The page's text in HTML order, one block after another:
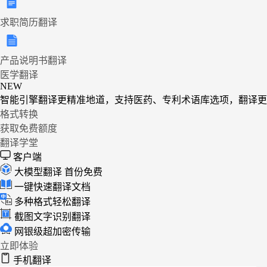
求职简历翻译
产品说明书翻译
医学翻译
NEW
智能引擎翻译更精准地道，支持医药、专利术语库选项，翻译
格式转换
获取免费额度
翻译学堂
客户端
大模型翻译 首份免费
一键快速翻译文档
多种格式轻松翻译
截图文字识别翻译
网银级超加密传输
立即体验
手机翻译